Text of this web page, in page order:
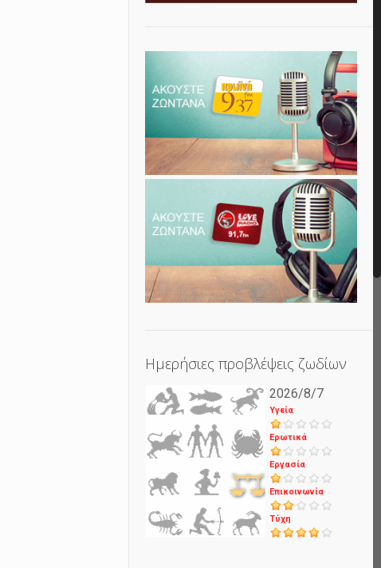
Ημερήσιες προβλέψεις ζωδίων
2026/8/7
Υγεία
Ερωτικά
Εργασία
Επικοινωνία
Τύχη